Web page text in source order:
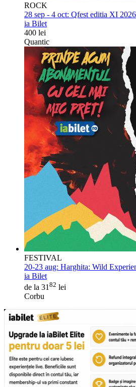
ROCK
28 sep - 4 oct: Qfest editia XI
ia Bilet
400 lei
Quantic
FESTIVAL
20-23 aug: Harghita: Wild
ia Bilet
de la 31 82 lei
Corbu